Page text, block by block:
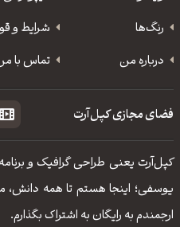
رنگ‌ها
شرایط و
درباره من
تماس با
فضای مجازی کپل‌آرت
کپل‌آرت یعنی طراحی گرافیک و
یوسفی؛ اینجا هستم تا همه دانش،
ارجمندم به رایگان به اشتراک بگذارم.